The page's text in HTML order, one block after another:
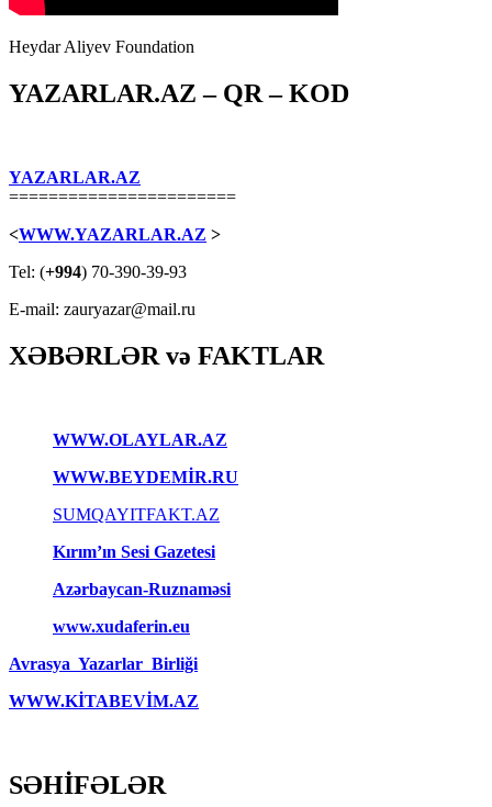
Heydar Aliyev Foundation
YAZARLAR.AZ – QR – KOD
YAZARLAR.AZ
=======================
<WWW.YAZARLAR.AZ >
Tel: (+994) 70-390-39-93
E-mail: zauryazar@mail.ru
XƏBƏRLƏR və FAKTLAR
WWW.OLAYLAR.AZ
WWW.BEYDEMİR.RU
SUMQAYITFAKT.AZ
Kırım’ın Sesi Gazetesi
Azərbaycan-Ruznaməsi
www.xudaferin.eu
Avrasya Yazarlar Birliği
WWW.KİTABEVİM.AZ
SƏHİFƏLƏR